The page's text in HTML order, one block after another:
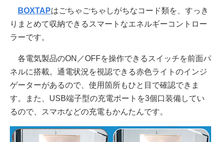
BOXTAPはごちゃごちゃしがちなコード類を、すっき
りまとめて収納できるスマートなエネルギーコントロー
ラーです。
各電気製品のON／OFFを操作できるスイッチを前面パ
ネルに搭載。通電状況を視認できる赤色ライトのインジ
ゲーターがあるので、使用箇所もひと目で確認できま
す。また、USB端子型の充電ポートを3個口装備してい
るので、スマホなどの充電もかんたんです。